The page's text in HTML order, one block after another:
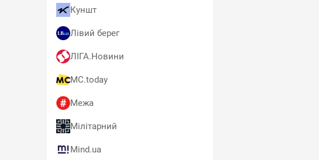
Куншт
Лівий берег
ЛІГА.Новини
MC.today
Межа
Мілітарний
Mind.ua